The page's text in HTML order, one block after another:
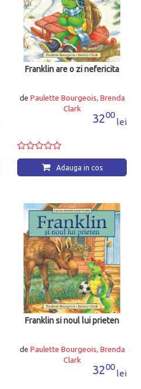
Franklin are o zi nefericita
de Paulette Bourgeois, Brenda
Clark
3200
lei
Adauga in cos
Franklin si noul lui prieten
de Paulette Bourgeois, Brenda
Clark
3200
lei